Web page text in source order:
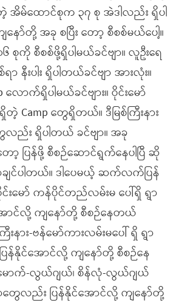
အိမ်ထောင်စုက ၃၇ စု အဲဒါလည်း ရှိပါ
ော်တို့ အခု စပြီး တော့ စီစစ်မယ်ပေါ့။
၆ စုကို စီစစ်ဖို့ရှိပါမယ်ခင်ဗျာ။ လူဦးရေ
နီးပါး ရှိပါတယ်ခင်ဗျာ အားလုံး။
လောက်ရှိပါမယ်ခင်ဗျား။ ဝိုင်းမော်
Camp တွေရှိတယ်။ ဒီမြစ်ကြီးနား
လည်း ရှိပါတယ် ခင်ဗျာ။ အခု
ော့ ပြန်ဖို့ စီစဉ်ဆောင်ရွက်နေပါပြီ ဆို
ချင်ပါတယ်။ ဒါပေမယ့် ဆက်လက်ပြန်
မော် ကန်ပိုင်တည်လမ်းမ ပေါ်ရှိ ရွာ
ာင်လို့ ကျနော်တို့ စီစဉ်နေတယ်
နား-ဗန်မော်ကားလမ်းမပေါ် ရှိ ရွာ
န်နိုင်အောင်လို့ ကျနော်တို့ စီစဉ်နေ
မောက်-လွယ်ဂျယ်၊ စိန်လုံ-လွယ်ဂျယ်
တွေလည်း ပြန်နိုင်အောင်လို့ ကျနော်တို့